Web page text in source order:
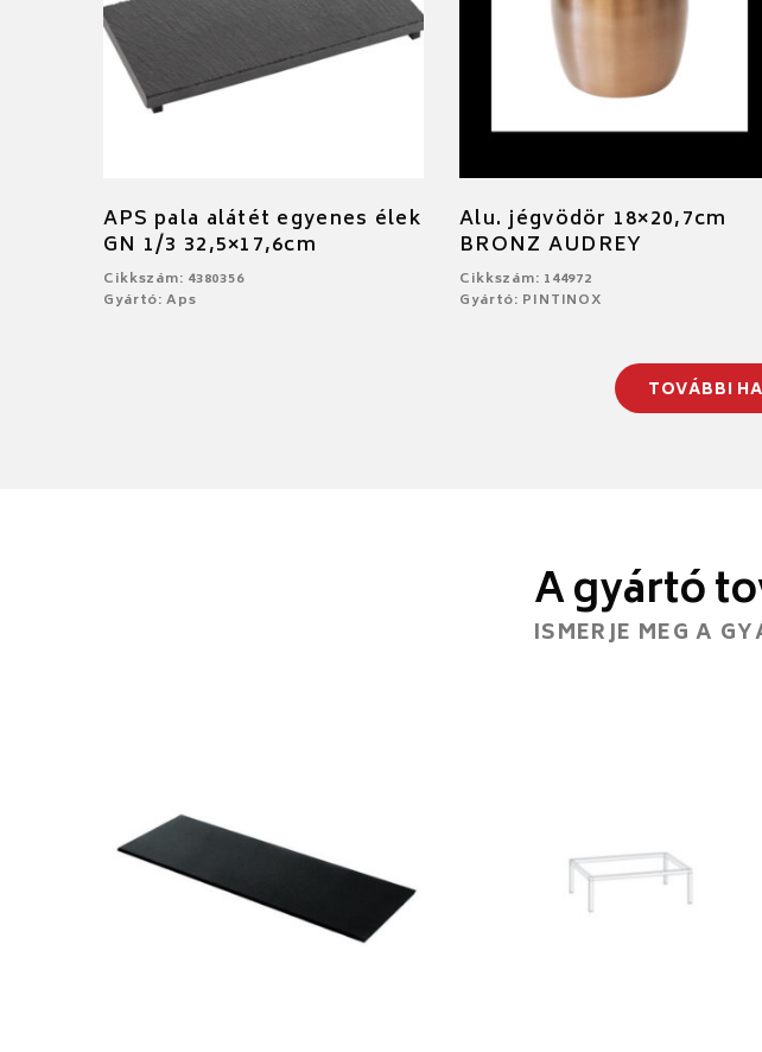
APS pala alátét egyenes élek
GN 1/3 32,5×17,6cm
Cikkszám: 4380356
Gyártó: Aps
Alu. jégvödör 18×20,7cm
BRONZ AUDREY
Cikkszám: 144972
Gyártó: PINTINOX
TOVÁBBI
A gyártó
ISMERJE MEG A